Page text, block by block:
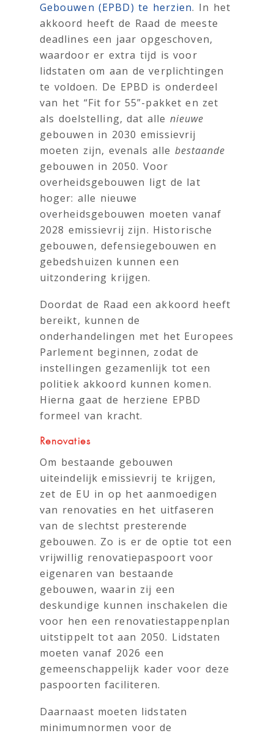
Gebouwen (EPBD) te herzien. In het
akkoord heeft de Raad de meeste
deadlines een jaar opgeschoven,
waardoor er extra tijd is voor
lidstaten om aan de verplichtingen
te voldoen. De EPBD is onderdeel
van het “Fit for 55”-pakket en zet
als doelstelling, dat alle nieuwe
gebouwen in 2030 emissievrij
moeten zijn, evenals alle bestaande
gebouwen in 2050. Voor
overheidsgebouwen ligt de lat
hoger: alle nieuwe
overheidsgebouwen moeten vanaf
2028 emissievrij zijn. Historische
gebouwen, defensiegebouwen en
gebedshuizen kunnen een
uitzondering krijgen.
Doordat de Raad een akkoord heeft
bereikt, kunnen de
onderhandelingen met het Europees
Parlement beginnen, zodat de
instellingen gezamenlijk tot een
politiek akkoord kunnen komen.
Hierna gaat de herziene EPBD
formeel van kracht.
Renovaties
Om bestaande gebouwen
uiteindelijk emissievrij te krijgen,
zet de EU in op het aanmoedigen
van renovaties en het uitfaseren
van de slechtst presterende
gebouwen. Zo is er de optie tot een
vrijwillig renovatiepaspoort voor
eigenaren van bestaande
gebouwen, waarin zij een
deskundige kunnen inschakelen die
voor hen een renovatiestappenplan
uitstippelt tot aan 2050. Lidstaten
moeten vanaf 2026 een
gemeenschappelijk kader voor deze
paspoorten faciliteren.
Daarnaast moeten lidstaten
minimumnormen voor de